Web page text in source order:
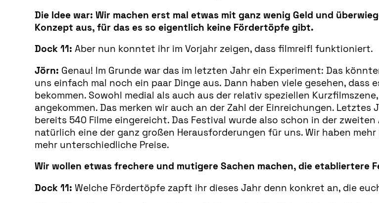
Die Idee war: Wir machen erst mal etwas mit ganz wenig Geld und
Konzept aus, für das es so eigentlich keine Fördertöpfe gibt.
Dock 11: Aber nun konntet ihr im Vorjahr zeigen, dass filmreif! funktioniert.
Jörn: Genau! Im Grunde war das im letzten Jahr ein Experiment: Das
uns einfach mal noch ein paar Dinge aus. Dann haben viele gesehen,
bekommen. Sowohl medial als auch aus der relativ speziellen
angekommen. Das merken wir auch an der Zahl der Einreichungen.
bereits 540 Filme eingereicht. Das Festival wurde also schon in der
natürlich eine der ganz großen Herausforderungen für uns. Wir haben
mehr unterschiedliche Preise.
Wir wollen etwas frechere und mutigere Sachen machen, die etabliertere
Dock 11: Welche Fördertöpfe zapft ihr dieses Jahr denn konkret an, die